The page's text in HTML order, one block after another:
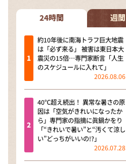
24時間 週間
約10年後に南海トラフ巨大地震
は「必ず来る」 被害は東日本大
震災の15倍…専門家断言「人生
のスケジュールに入れて」
2026.08.06
40℃超え続出！ 異常な暑さの原
因は「空気がきれいになったか
ら」専門家の指摘に眞鍋かをり
「“きれいで暑い”と“汚くて涼し
い”どっちがいいの!?」
2026.07.28